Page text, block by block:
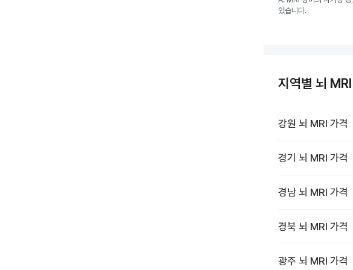
있습니다.
지역별 뇌
강원 뇌 MRI 가격
경기 뇌 MRI 가격
경남 뇌 MRI 가격
경북 뇌 MRI 가격
광주 뇌 MRI 가격